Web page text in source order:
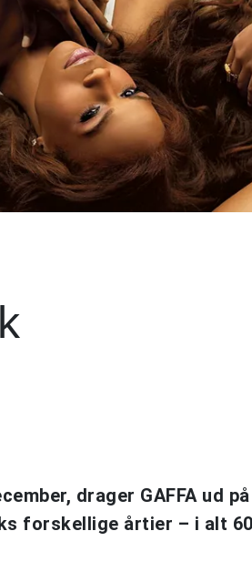
drager GAFFA ud
forskellige årtier – i alt